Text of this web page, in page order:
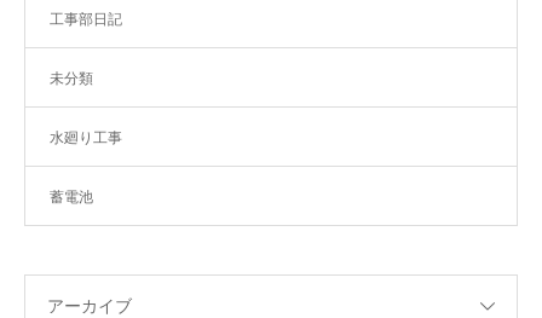
工事部日記
未分類
水廻り工事
蓄電池
アーカイブ